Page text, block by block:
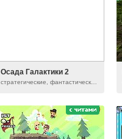
Осада Галактики 2